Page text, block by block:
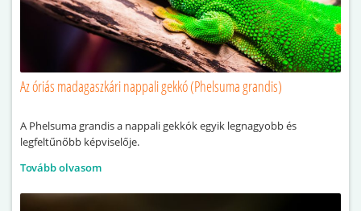
Az óriás madagaszkári nappali gekkó (Phelsuma grandis)
A Phelsuma grandis a nappali gekkók egyik legnagyobb és
legfeltűnőbb képviselője.
Tovább olvasom